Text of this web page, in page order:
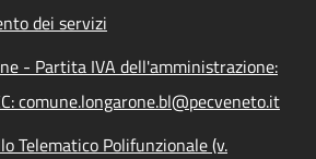
dei servizi
- Partita IVA dell'amministrazione:
comune.longarone.bl@pecveneto.it
Telematico Polifunzionale (v.